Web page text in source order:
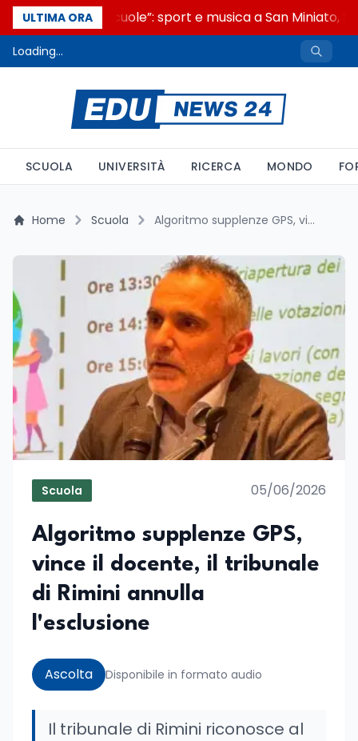
ULTIMA ORA
“Noi siamo le Scuole”: sport e musica a San Miniato,
Loading...
SCUOLA UNIVERSITÀ RICERCA MONDO
Home Scuola Algoritmo supplenze GPS, vince il docente, il tribunale di Rimini annulla l'esclusione
Scuola 05/06/2026
Algoritmo supplenze GPS,
vince il docente, il tribunale
di Rimini annulla
l'esclusione
Ascolta Disponibile in formato audio
Il tribunale di Rimini riconosce al